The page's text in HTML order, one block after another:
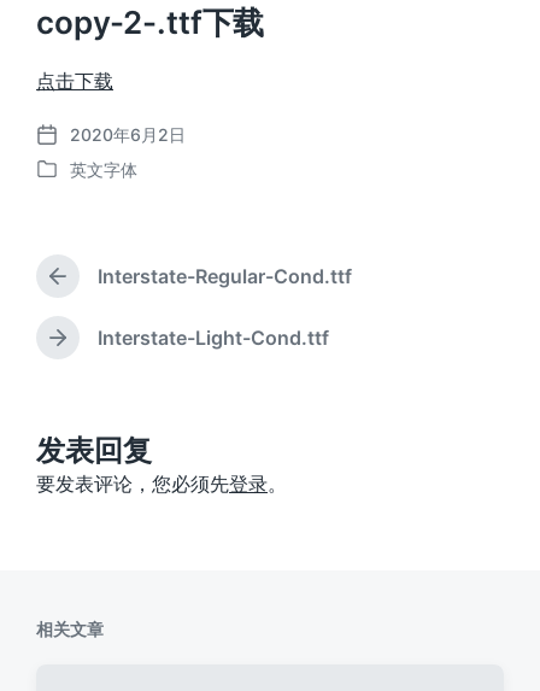
copy-2-.ttf下载
点击下载
发
布
2020年6月2日
发
英文字体
上
篇
文
章
Interstate-Regular-Cond.ttf
下
：
Interstate-Light-Cond.ttf
发表回复
要发表评论，您必须先登录。
相关文章